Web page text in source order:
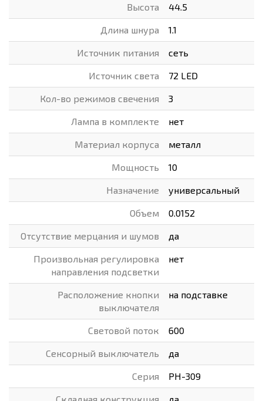
Высота 44.5
Длина шнура 1.1
Источник питания сеть
Источник света 72 LED
Кол-во режимов свечения 3
Лампа в комплекте нет
Материал корпуса металл
Мощность 10
Назначение универсальный
Объем 0.0152
Отсутствие мерцания и шумов да
Произвольная регулировка
направления подсветки
нет
Расположение кнопки
выключателя
на подставке
Световой поток 600
Сенсорный выключатель да
Серия PH-309